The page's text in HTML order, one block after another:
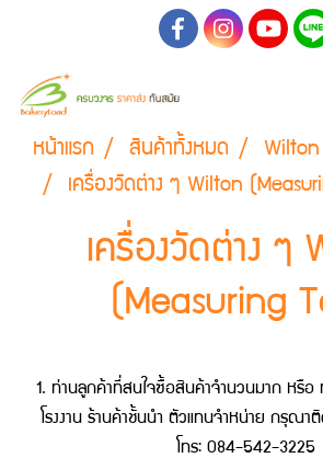
หน้าแรก สินค้าทั้งหมด Wilton
เครื่องวัดต่าง ๆ Wilton
เครื่องวัดต่าง ๆ
(Measuring
1. ท่านลูกค้าที่สนใจซื้อสินค้าจำนวนมาก หรือ
โรงงาน ร้านค้าชั้นนำ ตัวแทนจำหน่าย กรุณา
โทร: 084-542-3225